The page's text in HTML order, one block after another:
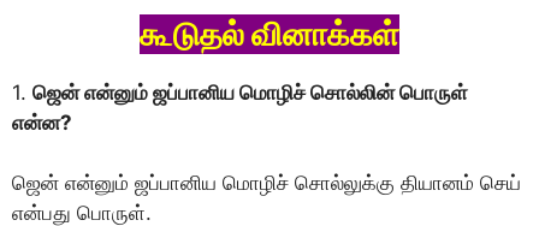
கூடுதல் வினாக்கள்
1. ஜென் என்னும் ஜப்பானிய மொழிச் சொல்லின் பொருள்
என்ன?
ஜென் என்னும் ஜப்பானிய மொழிச் சொல்லுக்கு தியானம் செய்
என்பது பொருள்.